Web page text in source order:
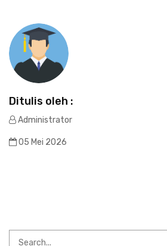
Ditulis oleh :
Administrator
05 Mei 2026